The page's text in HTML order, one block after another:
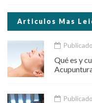
Articulos Mas
Qué es y